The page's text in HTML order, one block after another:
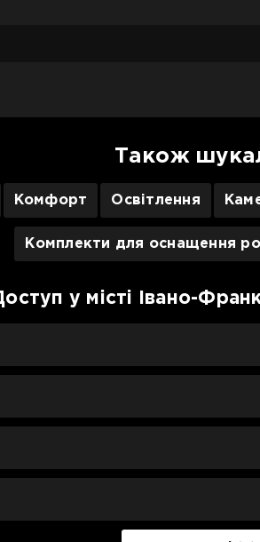
Також
Комфорт Освітлення
Комплекти для оснащення
у місті Івано-